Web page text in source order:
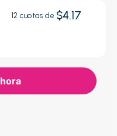
12 cuotas de $4.17